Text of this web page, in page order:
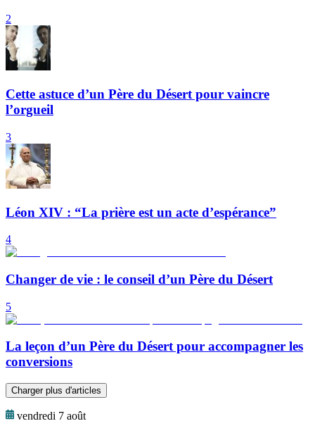
2
Cette astuce d’un Père du Désert pour vaincre
l’orgueil
3
Léon XIV : “La prière est un acte d’espérance”
4
Changer de vie : le conseil d’un Père du Désert
5
La leçon d’un Père du Désert pour accompagner les
conversions
Charger plus d'articles
vendredi 7 août